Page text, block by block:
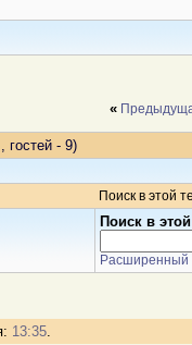
«
гостей - 9)
Поиск в этой
Поиск в
Расширенный
13:35.